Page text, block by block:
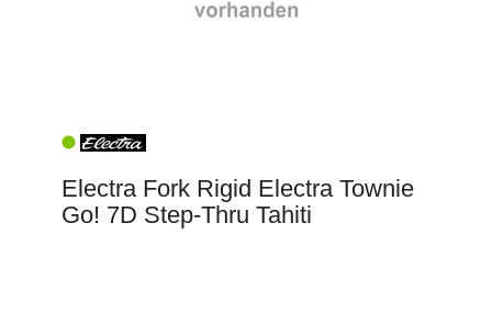
Electra Fork Rigid Electra Townie
Go! 7D Step-Thru Tahiti